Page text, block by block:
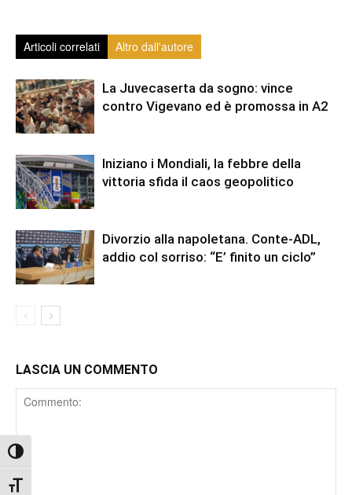
Attiva/disattiva alto contrasto
Attiva/disattiva dimensione testo
Articoli correlati Altro dall'autore
La Juvecaserta da sogno: vince
contro Vigevano ed è promossa in A2
Iniziano i Mondiali, la febbre della
vittoria sfida il caos geopolitico
Divorzio alla napoletana. Conte-ADL,
addio col sorriso: “E’ finito un ciclo”
LASCIA UN COMMENTO
Comment